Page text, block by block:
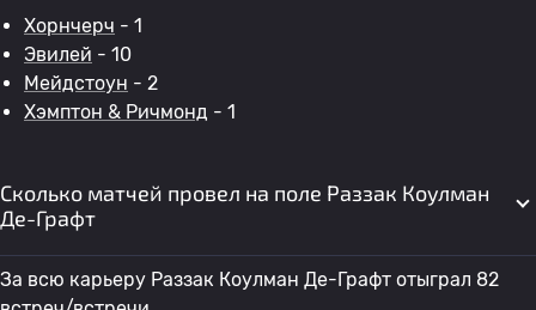
Хорнчерч - 1
Эвилей - 10
Мейдстоун - 2
Хэмптон & Ричмонд - 1
Сколько матчей провел на поле Раззак Коулман
Де-Графт
За всю карьеру Раззак Коулман Де-Графт отыграл 82